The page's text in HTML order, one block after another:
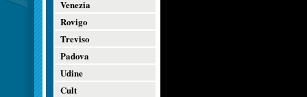
Venezia
Rovigo
Treviso
Padova
Udine
Cult